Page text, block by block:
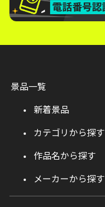
景品一覧
新着景品
カテゴリから探す
作品名から探す
メーカーから探す